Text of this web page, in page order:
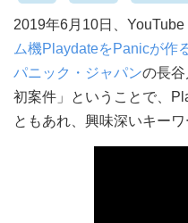
2019年6月10日、YouTube
ム機PlaydateをPanicが作
パニック・ジャパンの長谷
初案件」ということで、
ともあれ、興味深いキー